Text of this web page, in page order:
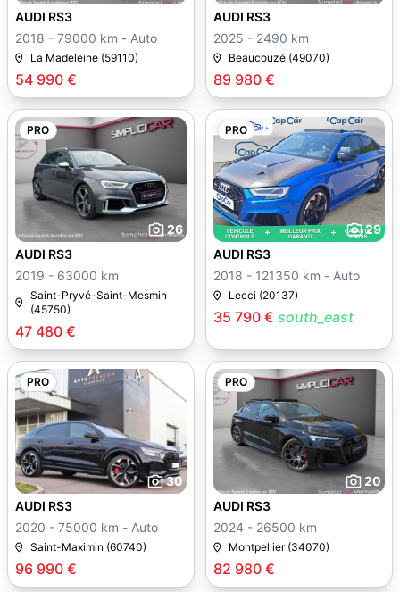
54 990 €
AUDI RS3
2018 - 79000 km - Auto
La Madeleine (59110)
89 980 €
AUDI RS3
2025 - 2490 km
Beaucouzé (49070)
PRO
26
47 480 €
AUDI RS3
2019 - 63000 km
Saint-Pryvé-Saint-Mesmin
(45750)
PRO
29
35 790 € south_east
AUDI RS3
2018 - 121350 km - Auto
Lecci (20137)
PRO
30
96 990 €
AUDI RS3
2020 - 75000 km - Auto
Saint-Maximin (60740)
PRO
20
82 980 €
AUDI RS3
2024 - 26500 km
Montpellier (34070)